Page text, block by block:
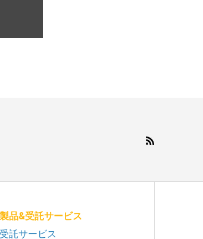
製品&受託サービス
受託サービス